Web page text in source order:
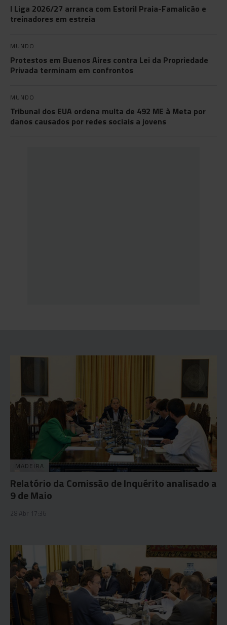
I Liga 2026/27 arranca com Estoril Praia-Famalicão e
treinadores em estreia
MUNDO
Protestos em Buenos Aires contra Lei da Propriedade
Privada terminam em confrontos
MUNDO
Tribunal dos EUA ordena multa de 492 ME à Meta por
danos causados por redes sociais a jovens
MADEIRA
Relatório da Comissão de Inquérito analisado a
9 de Maio
28 Abr 17:36